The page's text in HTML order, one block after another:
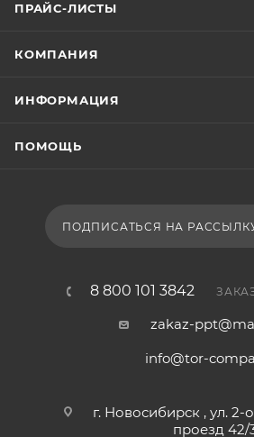
ПРАЙС-ЛИСТЫ
КОМПАНИЯ
ИНФОРМАЦИЯ
ПОМОЩЬ
ПОДПИСАТЬСЯ НА
8 800 101 3842
zakaz-
info@tor-
г. Новосибирск , ул.
проезд 42/